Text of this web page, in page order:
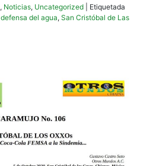
, Noticias, Uncategorized
Etiquetada
defensa del agua, San Cristóbal de Las